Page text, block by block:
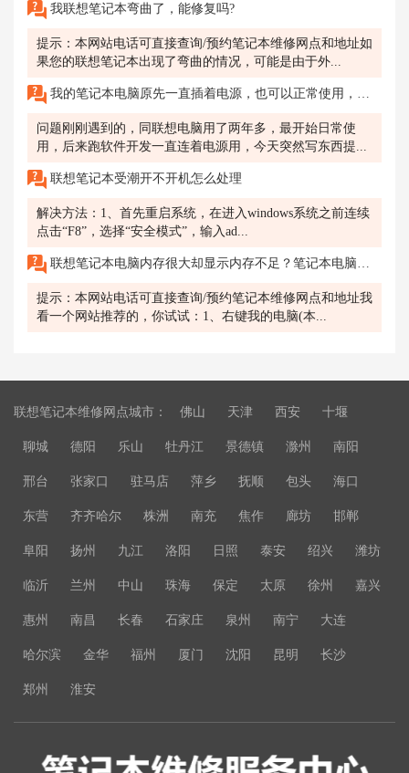
我联想笔记本弯曲了，能修复吗?
提示：本网站电话可直接查询/预约笔记本维修网点和地址如
果您的联想笔记本出现了弯曲的情况，可能是由于外...
我的笔记本电脑原先一直插着电源，也可以正常使用，但今天发现竟然充不进电了，那个电源指示灯不亮了！?
问题刚刚遇到的，同联想电脑用了两年多，最开始日常使
用，后来跑软件开发一直连着电源用，今天突然写东西提...
联想笔记本受潮开不开机怎么处理
解决方法：1、首先重启系统，在进入windows系统之前连续
点击“F8”，选择“安全模式”，输入ad...
联想笔记本电脑内存很大却显示内存不足？笔记本电脑坏了，不知道怎么维修，可以打客服电话问南通维修点在哪吗？
提示：本网站电话可直接查询/预约笔记本维修网点和地址我
看一个网站推荐的，你试试：1、右键我的电脑(本...
联想笔记本维修网点城市： 佛山 天津 西安 十堰
聊城 德阳 乐山 牡丹江 景德镇 滁州 南阳
邢台 张家口 驻马店 萍乡 抚顺 包头 海口
东营 齐齐哈尔 株洲 南充 焦作 廊坊 邯郸
阜阳 扬州 九江 洛阳 日照 泰安 绍兴 潍坊
临沂 兰州 中山 珠海 保定 太原 徐州 嘉兴
惠州 南昌 长春 石家庄 泉州 南宁 大连
哈尔滨 金华 福州 厦门 沈阳 昆明 长沙
郑州 淮安